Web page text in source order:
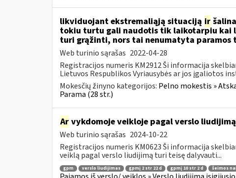
likviduojant ekstremaliąją situaciją ir
tokiu turtu gali naudotis tik laikotarpiu kai
turi grąžinti, nors tai nenumatyta paramos
Web turinio sąrašas 2022-04-28
Registracijos numeris KM2912 Ši informacija
Lietuvos Respublikos Vyriausybės ar jos įgaliotos
Mokesčių žinyno kategorijos: Pelno mokestis »
Parama (28 str.)
Arvykdomoje veikloje pagal verslo
Web turinio sąrašas 2024-10-22
Registracijos numeris KM0623 Ši informacija
veiklą pagal verslo liudijimą turi teisę dalyvauti...
gpm verslo liudijimas gpmį 2 str 22 d gpmį 10 str 2 d šeimos